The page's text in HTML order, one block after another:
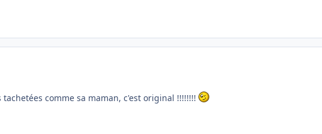
comme sa maman, c'est original !!!!!!!!